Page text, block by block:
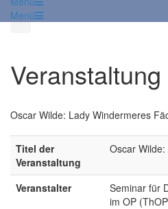
Menü
Veranstaltung
Oscar Wilde: Lady Windermeres
Titel der
Veranstaltung
Oscar
Veranstalter
Seminar für
im OP